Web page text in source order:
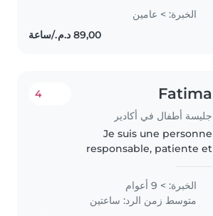
d'expérience dans la garde
d'enfants de tous les âges, des
bébés aux adolescents. Je suis
الخبرة: > عامين
Fatima
جليسة أطفال في أكادير
4
Je suis une personne
responsable, patiente et
beaucoup s'occuper des enfants.
J'ai le sens des responsabilités et
je sais créer un environnement
الخبرة: > 9 أعوام
متوسط زمن الرد: ساعتين